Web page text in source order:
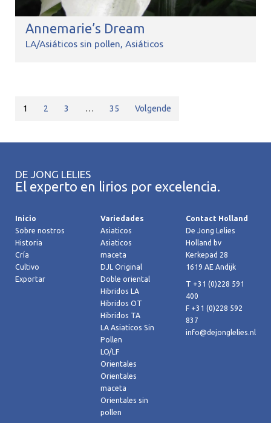
Annemarie’s Dream
LA/Asiáticos sin pollen Asiáticos
1 2 3 … 35 Volgende
DE JONG LELIES
El experto en lirios por excelencia.
Inicio
Sobre nostros
Historia
Cría
Cultivo
Exportar
Variedades
Asiaticos
Asiaticos
maceta
DJL Original
Doble oriental
Hibridos LA
Hibridos OT
Hibridos TA
LA Asiaticos Sin
Pollen
LO/LF
Orientales
Orientales
maceta
Orientales sin
pollen
Contact Holland
De Jong Lelies
Holland bv
Kerkepad 28
1619 AE Andijk
T +31 (0)228 591
400
F +31 (0)228 592
837
info@dejonglelies.nl